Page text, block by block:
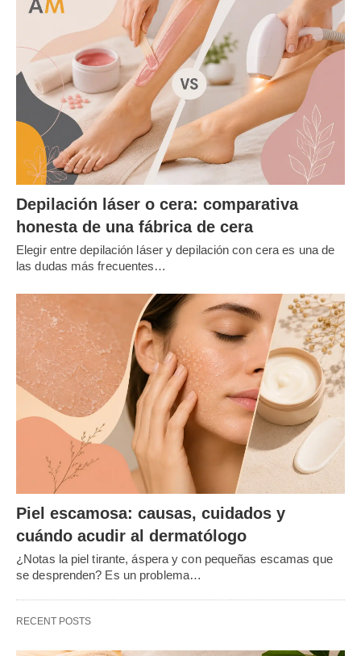
Depilación láser o cera: comparativa
honesta de una fábrica de cera
Elegir entre depilación láser y depilación con cera es una de
las dudas más frecuentes…
Piel escamosa: causas, cuidados y
cuándo acudir al dermatólogo
¿Notas la piel tirante, áspera y con pequeñas escamas que
se desprenden? Es un problema…
RECENT POSTS